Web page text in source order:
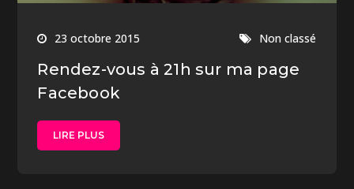
23 octobre 2015 Non classé
Rendez-vous à 21h sur ma page
Facebook
LIRE PLUS